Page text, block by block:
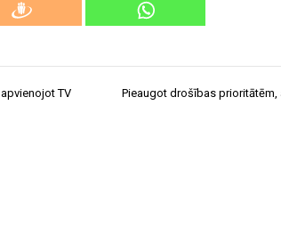
TV
Pieaugot drošības